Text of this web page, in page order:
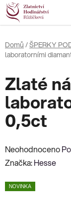
Přejít
na
obsah
Domů /ŠPERKY
laboratorními
Zlaté
0,5ct
Průměrné
hodnocení
je
Neohodnoceno
Značka:Hesse
NOVINKA